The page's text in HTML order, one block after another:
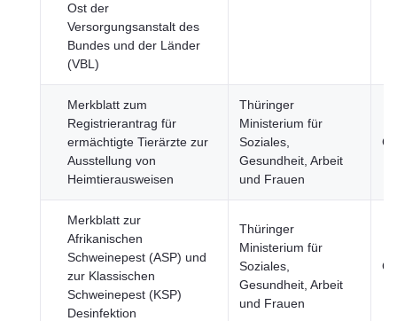
Ost der
Versorgungsanstalt des
Bundes und der Länder
(VBL)
Merkblatt zum
Registrierantrag für
ermächtigte Tierärzte zur
Ausstellung von
Heimtierausweisen
Thüringer
Ministerium für
Soziales,
Gesundheit, Arbeit
und Frauen
Merkblatt zur
Afrikanischen
Schweinepest (ASP) und
zur Klassischen
Schweinepest (KSP)
Desinfektion
Thüringer
Ministerium für
Soziales,
Gesundheit, Arbeit
und Frauen